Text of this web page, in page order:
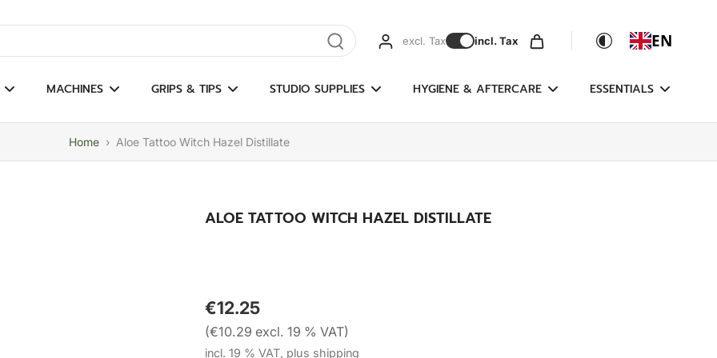
results excl. Tax incl. Tax EN
MACHINES GRIPS & TIPS STUDIO SUPPLIES HYGIENE & AFTERCARE ESSENTIALS
Home › Aloe Tattoo Witch Hazel Distillate
ALOE TATTOO WITCH HAZEL DISTILLATE
€12.25
(€10.29 excl. 19 % VAT)
incl. 19 % VAT, plus shipping